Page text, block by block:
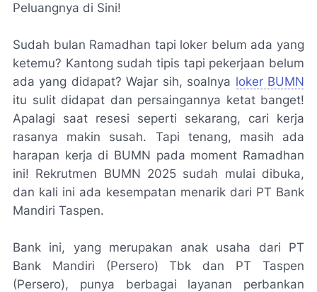
Peluangnya di Sini!
Sudah bulan Ramadhan tapi loker belum ada yang
ketemu? Kantong sudah tipis tapi pekerjaan belum
ada yang didapat? Wajar sih, soalnya loker BUMN
itu sulit didapat dan persaingannya ketat banget!
Apalagi saat resesi seperti sekarang, cari kerja
rasanya makin susah. Tapi tenang, masih ada
harapan kerja di BUMN pada moment Ramadhan
ini! Rekrutmen BUMN 2025 sudah mulai dibuka,
dan kali ini ada kesempatan menarik dari PT Bank
Mandiri Taspen.
Bank ini, yang merupakan anak usaha dari PT
Bank Mandiri (Persero) Tbk dan PT Taspen
(Persero), punya berbagai layanan perbankan